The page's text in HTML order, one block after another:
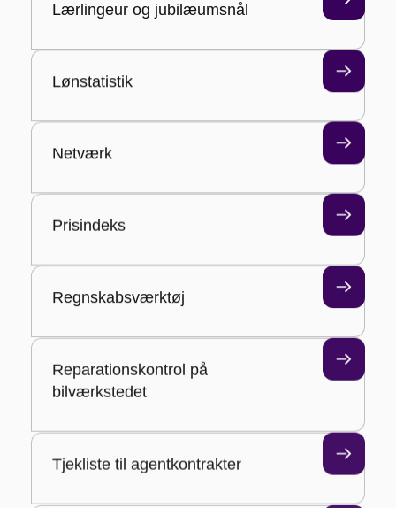
Lærlingeur og jubilæumsnål
Lønstatistik
Netværk
Prisindeks
Regnskabsværktøj
Reparationskontrol på
bilværkstedet
Tjekliste til agentkontrakter